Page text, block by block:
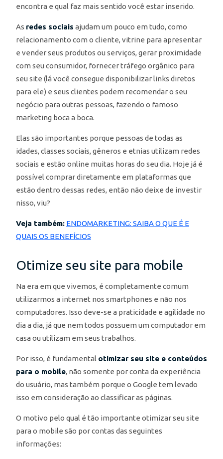
encontra e qual faz mais sentido você estar inserido.
As redes sociais ajudam um pouco em tudo, como
relacionamento com o cliente, vitrine para apresentar
e vender seus produtos ou serviços, gerar proximidade
com seu consumidor, fornecer tráfego orgânico para
seu site (lá você consegue disponibilizar links diretos
para ele) e seus clientes podem recomendar o seu
negócio para outras pessoas, fazendo o famoso
marketing boca a boca.
Elas são importantes porque pessoas de todas as
idades, classes sociais, gêneros e etnias utilizam redes
sociais e estão online muitas horas do seu dia. Hoje já é
possível comprar diretamente em plataformas que
estão dentro dessas redes, então não deixe de investir
nisso, viu?
Veja também: ENDOMARKETING: SAIBA O QUE É E
QUAIS OS BENEFÍCIOS
Otimize seu site para mobile
Na era em que vivemos, é completamente comum
utilizarmos a internet nos smartphones e não nos
computadores. Isso deve-se a praticidade e agilidade no
dia a dia, já que nem todos possuem um computador em
casa ou utilizam em seus trabalhos.
Por isso, é fundamental otimizar seu site e conteúdos
para o mobile, não somente por conta da experiência
do usuário, mas também porque o Google tem levado
isso em consideração ao classificar as páginas.
O motivo pelo qual é tão importante otimizar seu site
para o mobile são por contas das seguintes
informações: